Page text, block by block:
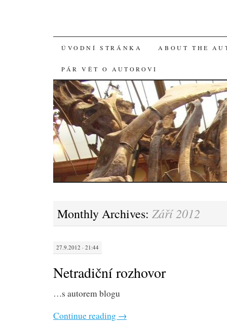
SKIP
TO
CONTENT
ÚVODNÍ STRÁNKA ABOUT THE
PÁR VĚT O AUTOROVI
Monthly Archives: Září 2012
27.9.2012 · 21:44
Netradiční rozhovor
…s autorem blogu
Continue reading →